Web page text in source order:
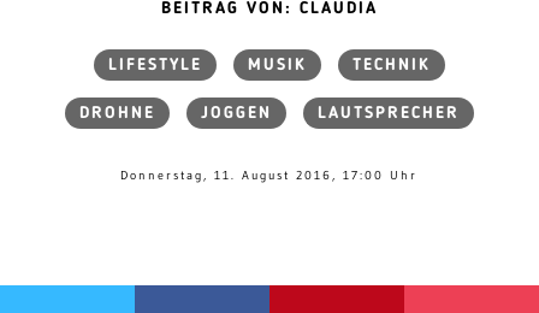
BEITRAG VON: CLAUDIA
LIFESTYLE MUSIK TECHNIK
DROHNE JOGGEN LAUTSPRECHER
Donnerstag, 11. August 2016, 17:00 Uhr